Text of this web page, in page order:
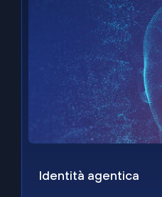
Identità agentica